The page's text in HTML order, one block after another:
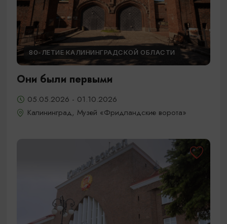
80-ЛЕТИЕ КАЛИНИНГРАДСКОЙ ОБЛАСТИ
Они были первыми
05.05.2026 - 01.10.2026
Калининград, Музей «Фридландские ворота»